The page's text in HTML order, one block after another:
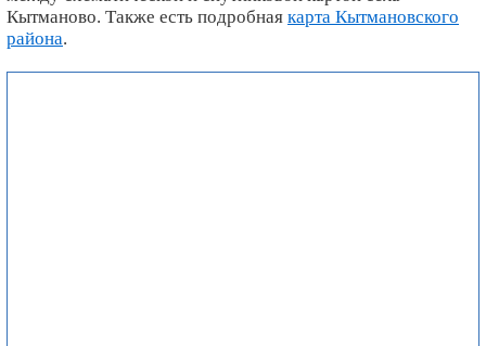
Кытманово. Также есть подробная карта Кытмановского
района.